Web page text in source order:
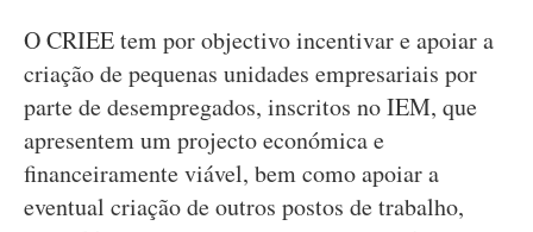
O CRIEE tem por objectivo incentivar e apoiar a
criação de pequenas unidades empresariais por
parte de desempregados, inscritos no IEM, que
apresentem um projecto económica e
financeiramente viável, bem como apoiar a
eventual criação de outros postos de trabalho,